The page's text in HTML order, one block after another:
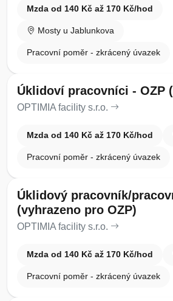
Mzda od 140 Kč až 170 Kč/hod
Mosty u Jablunkova
Pracovní poměr - zkrácený úvazek
Úklidoví pracovníci - OZP
OPTIMIA facility s.r.o.
Mzda od 140 Kč až 170 Kč/hod
Pracovní poměr - zkrácený úvazek
Úklidový pracovník/
(vyhrazeno pro OZP)
OPTIMIA facility s.r.o.
Mzda od 140 Kč až 170 Kč/hod
Pracovní poměr - zkrácený úvazek